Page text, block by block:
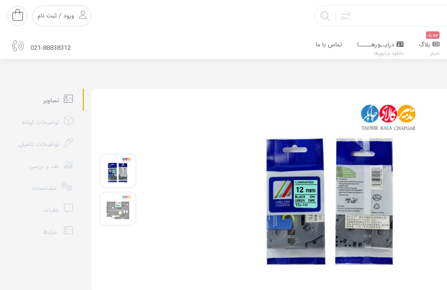
ورود / ثبت نام
بلاگ
اخبار
جدید
درایــورهـــــا
دانلود درایورها
تماس با ما 021-88838312
تصاویر
توضیحات کوتاه
توضیحات تکمیلی
نقد و بررسی
مشخصات
نظرات
مرتبط